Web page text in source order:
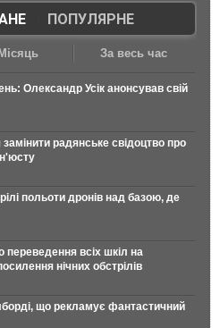
| ПОПУЛЯРНЕ
Місяць За весь час
Олександр Усік анонсував свій
радянське свідоцтво про
польоти дронів над базою, де
переведення всіх шкіл на
нічних обстрілів
що рекламує фантастичний